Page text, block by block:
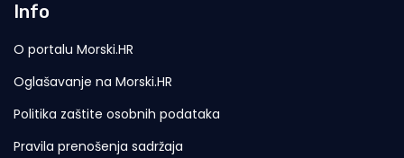
Info
O portalu Morski.HR
Oglašavanje na Morski.HR
Politika zaštite osobnih podataka
Pravila prenošenja sadržaja